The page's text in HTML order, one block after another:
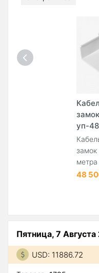
уп-
48
Пятница, 7 Августа
USD: 11886.72